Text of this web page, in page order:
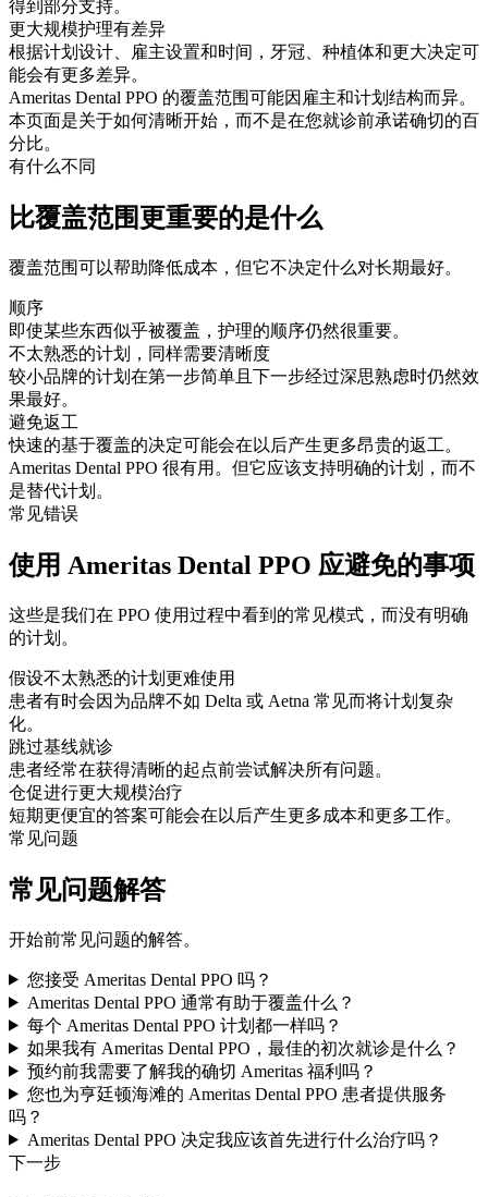
得到部分支持。
更大规模护理有差异
根据计划设计、雇主设置和时间，牙冠、种植体和更大决定可
能会有更多差异。
Ameritas Dental PPO 的覆盖范围可能因雇主和计划结构而异。
本页面是关于如何清晰开始，而不是在您就诊前承诺确切的百
分比。
有什么不同
比覆盖范围更重要的是什么
覆盖范围可以帮助降低成本，但它不决定什么对长期最好。
顺序
即使某些东西似乎被覆盖，护理的顺序仍然很重要。
不太熟悉的计划，同样需要清晰度
较小品牌的计划在第一步简单且下一步经过深思熟虑时仍然效
果最好。
避免返工
快速的基于覆盖的决定可能会在以后产生更多昂贵的返工。
Ameritas Dental PPO 很有用。但它应该支持明确的计划，而不
是替代计划。
常见错误
使用 Ameritas Dental PPO 应避免的事项
这些是我们在 PPO 使用过程中看到的常见模式，而没有明确
的计划。
假设不太熟悉的计划更难使用
患者有时会因为品牌不如 Delta 或 Aetna 常见而将计划复杂
化。
跳过基线就诊
患者经常在获得清晰的起点前尝试解决所有问题。
仓促进行更大规模治疗
短期更便宜的答案可能会在以后产生更多成本和更多工作。
常见问题
常见问题解答
开始前常见问题的解答。
您接受 Ameritas Dental PPO 吗？
Ameritas Dental PPO 通常有助于覆盖什么？
每个 Ameritas Dental PPO 计划都一样吗？
如果我有 Ameritas Dental PPO，最佳的初次就诊是什么？
预约前我需要了解我的确切 Ameritas 福利吗？
您也为亨廷顿海滩的 Ameritas Dental PPO 患者提供服务
吗？
Ameritas Dental PPO 决定我应该首先进行什么治疗吗？
下一步